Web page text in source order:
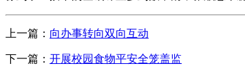
上一篇： 向办事转向双向互动
下一篇： 开展校园食物平安全笼盖监